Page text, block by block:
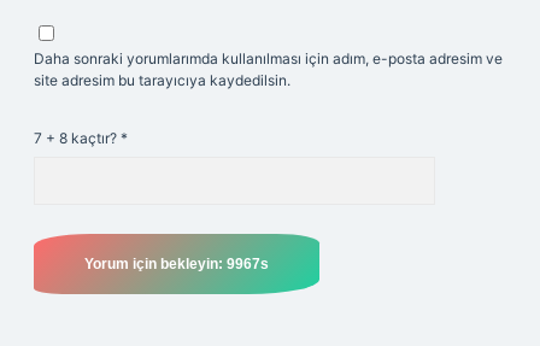
Daha sonraki yorumlarımda kullanılması için adım, e-posta adresim ve
site adresim bu tarayıcıya kaydedilsin.
7 + 8 kaçtır? *